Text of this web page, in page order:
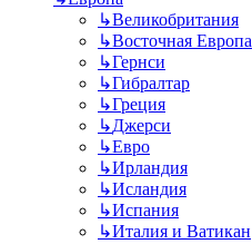
↳Великобритания
↳Восточная Европа
↳Гернси
↳Гибралтар
↳Греция
↳Джерси
↳Евро
↳Ирландия
↳Исландия
↳Испания
↳Италия и Ватикан